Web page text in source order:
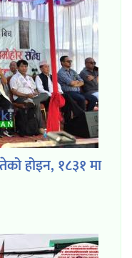
होइन, १८३१ मा